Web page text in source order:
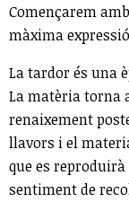
Començarem
màxima
La tardor és una
La matèria torna
renaixement
llavors i el
que es
sentiment de